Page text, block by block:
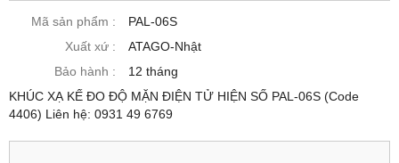
Mã sản phẩm :
PAL-06S
Xuất xứ :
ATAGO-Nhật
Bảo hành :
12 tháng
KHÚC XẠ KẾ ĐO ĐỘ MẶN ĐIỆN TỬ HIỆN SỐ PAL-06S (Code
4406) Liên hệ: 0931 49 6769